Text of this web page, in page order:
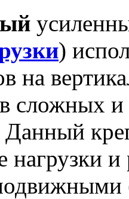
)
на
сложных и
нагрузки